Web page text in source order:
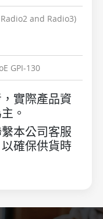
and Radio3)
GPI-130
實際產品資
。
本公司客服
確保供貨時